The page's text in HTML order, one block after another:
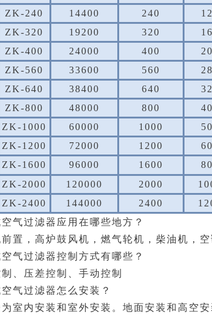
ZK-240
14400 240 12
ZK-320
19200 320 16
ZK-400
24000 400 20
ZK-560
33600 560 28
ZK-640
38400 640 32
ZK-800
48000 800 40
ZK-1000
60000 1000 50
ZK-1200
72000 1200 60
ZK-1600
96000 1600
80
ZK-2000
120000 2000
ZK-2400
144000 2400
气过滤器应用在哪些地方？
置，高炉鼓风机，燃气轮机，柴油机，
气过滤器控制方式有哪些？
、压差控制、手动控制
气过滤器怎么安装？
室内安装和室外安装。地面安装和高空